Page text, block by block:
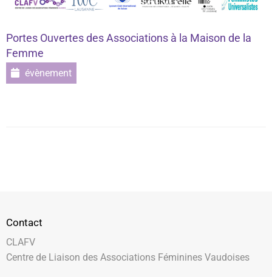
Portes Ouvertes des Associations à la Maison de la
Femme
évènement
Contact
CLAFV
Centre de Liaison des Associations Féminines Vaudoises